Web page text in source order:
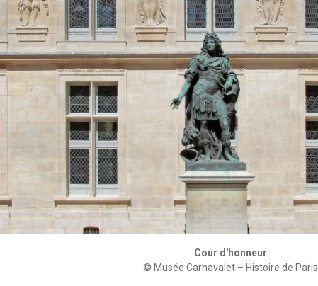
Cour d'honneur
© Musée Carnavalet – Histoire de Paris